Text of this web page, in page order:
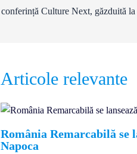
Articole relevante
România Remarcabilă se
Napoca